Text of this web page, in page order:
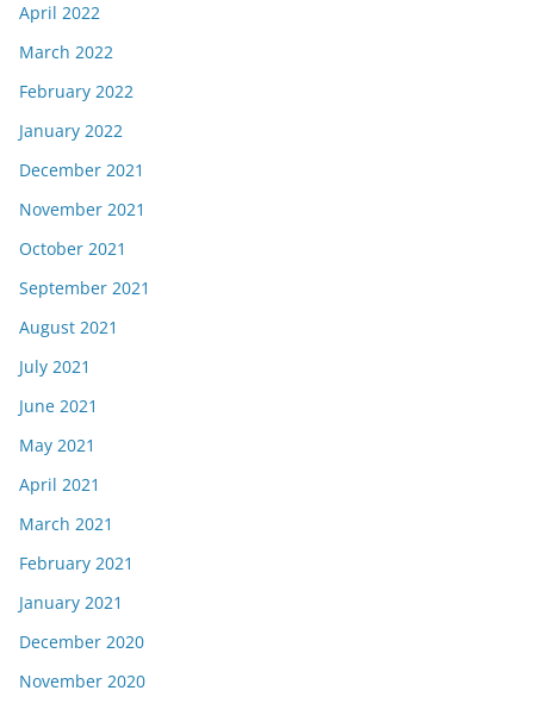
April 2022
March 2022
February 2022
January 2022
December 2021
November 2021
October 2021
September 2021
August 2021
July 2021
June 2021
May 2021
April 2021
March 2021
February 2021
January 2021
December 2020
November 2020